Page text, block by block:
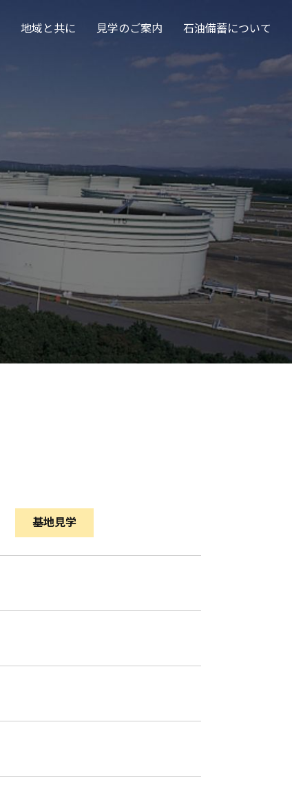
地域と共に 見学のご案内 石油備蓄について
基地見学